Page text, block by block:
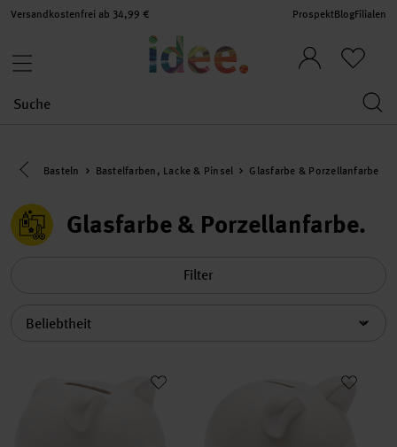
Versandkostenfrei ab 34,99 € ProspektBlogFilialen
Eine Kategorie zurück navigieren
Basteln Bastelfarben, Lacke & Pinsel Glasfarbe & Porzellanfarbe
Glasfarbe & Porzellanfarbe
Filter
Sparschwein zum Bemalen weiß 10x8,5cmSparschwein zum Bemalen